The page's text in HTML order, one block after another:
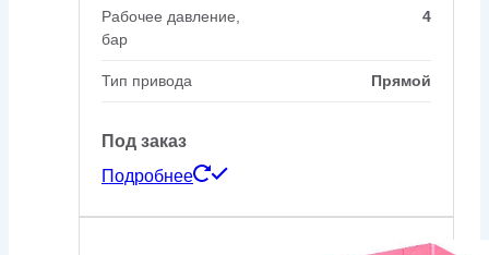
Рабочее давление,
бар
4
Тип привода Прямой
Под заказ
Подробнее